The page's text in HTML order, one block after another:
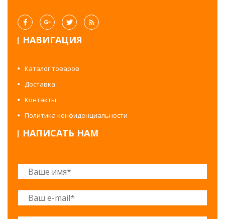
НАВИГАЦИЯ
Каталог товаров
Доставка
Контакты
Политика конфиденциальности
НАПИСАТЬ НАМ